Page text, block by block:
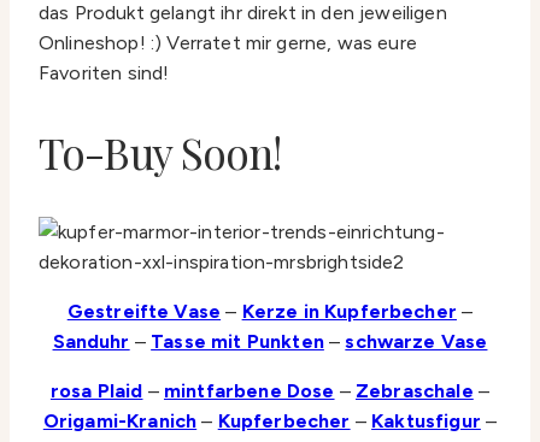
das Produkt gelangt ihr direkt in den jeweiligen
Onlineshop! :) Verratet mir gerne, was eure
Favoriten sind!
To-Buy Soon!
Gestreifte Vase – Kerze in Kupferbecher –
Sanduhr – Tasse mit Punkten–schwarze Vase
rosa Plaid – mintfarbene Dose – Zebraschale –
Origami-Kranich – Kupferbecher – Kaktusfigur –